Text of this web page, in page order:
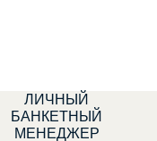
ЛИЧНЫЙ
БАНКЕТНЫЙ
МЕНЕДЖЕР